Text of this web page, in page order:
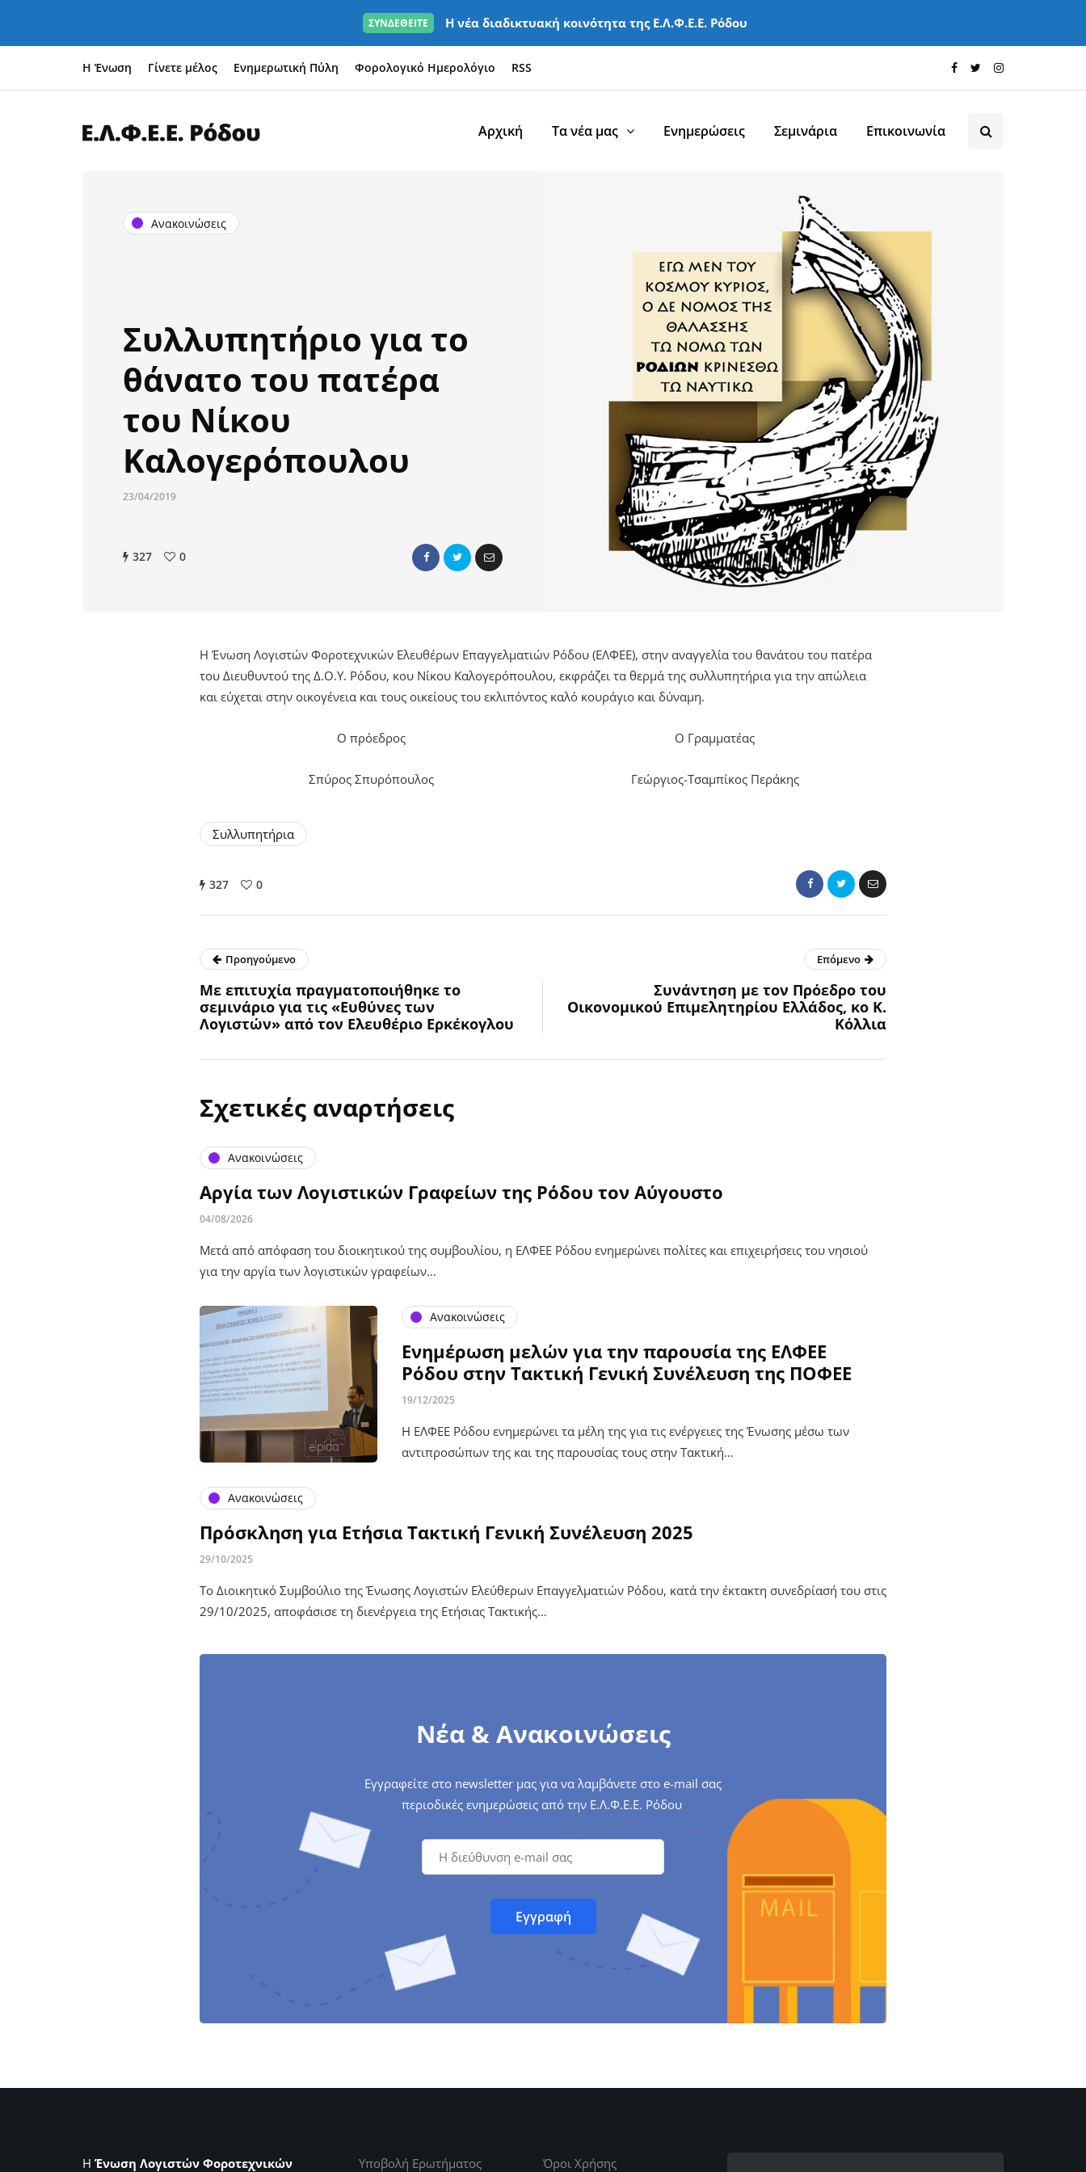
ΣΥΝΔΕΘΕΙΤΕ Η νέα διαδικτυακή κοινότητα της Ε.Λ.Φ.Ε.Ε. Ρόδου
Η Ένωση Γίνετε μέλος Ενημερωτική Πύλη Φορολογικό Ημερολόγιο RSS
Αρχική Τα νέα μας Ενημερώσεις Σεμινάρια Επικοινωνία
Ανακοινώσεις
Συλλυπητήριο για το
θάνατο του πατέρα
του Νίκου
Καλογερόπουλου
23/04/2019
327 0
Η Ένωση Λογιστών Φοροτεχνικών Ελευθέρων Επαγγελματιών Ρόδου (ΕΛΦΕΕ), στην αναγγελία του θανάτου του πατέρα
του Διευθυντού της Δ.Ο.Υ. Ρόδου, κου Νίκου Καλογερόπουλου, εκφράζει τα θερμά της συλλυπητήρια για την απώλεια
και εύχεται στην οικογένεια και τους οικείους του εκλιπόντος καλό κουράγιο και δύναμη.
Ο πρόεδρος
Σπύρος Σπυρόπουλος
Ο Γραμματέας
Γεώργιος-Τσαμπίκος Περάκης
Συλλυπητήρια
327 0
Προηγούμενο
Με επιτυχία πραγματοποιήθηκε το
σεμινάριο για τις «Ευθύνες των
Λογιστών» από τον Ελευθέριο Ερκέκογλου
Επόμενο
Συνάντηση με τον Πρόεδρο του
Οικονομικού Επιμελητηρίου Ελλάδος, κο Κ.
Κόλλια
Σχετικές αναρτήσεις
Ανακοινώσεις
Αργία των Λογιστικών Γραφείων της Ρόδου τον Αύγουστο
04/08/2026
Μετά από απόφαση του διοικητικού της συμβουλίου, η ΕΛΦΕΕ Ρόδου ενημερώνει πολίτες και επιχειρήσεις του νησιού
για την αργία των λογιστικών γραφείων…
Ανακοινώσεις
Ενημέρωση μελών για την παρουσία της ΕΛΦΕΕ
Ρόδου στην Τακτική Γενική Συνέλευση της ΠΟΦΕΕ
19/12/2025
Η ΕΛΦΕΕ Ρόδου ενημερώνει τα μέλη της για τις ενέργειες της Ένωσης μέσω των
αντιπροσώπων της και της παρουσίας τους στην Τακτική…
Ανακοινώσεις
Πρόσκληση για Ετήσια Τακτική Γενική Συνέλευση 2025
29/10/2025
Το Διοικητικό Συμβούλιο της Ένωσης Λογιστών Ελεύθερων Επαγγελματιών Ρόδου, κατά την έκτακτη συνεδρίασή του στις
29/10/2025, αποφάσισε τη διενέργεια της Ετήσιας Τακτικής…
Νέα & Ανακοινώσεις
Εγγραφείτε στο newsletter μας για να λαμβάνετε στο e-mail σας
περιοδικές ενημερώσεις από την Ε.Λ.Φ.Ε.Ε. Ρόδου
Η Ένωση Λογιστών Φοροτεχνικών Υποβολή Ερωτήματος Όροι Χρήσης